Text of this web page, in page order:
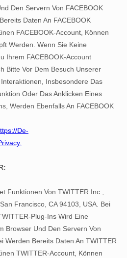
Den Servern Von FACEBOOK
Daten An FACEBOOK
FACEBOOK-Account, Können
Werden. Wenn Sie Keine
Ihrem FACEBOOK-Account
Bitte Vor Dem Besuch Unserer
Insbesondere Das
Oder Das Anklicken Eines
Werden Ebenfalls An FACEBOOK
de-
Funktionen Von TWITTER Inc.,
Francisco, CA 94103, USA. Bei
Plug-Ins Wird Eine
Browser Und Den Servern Von
Werden Bereits Daten An TWITTER
TWITTER-Account, Können